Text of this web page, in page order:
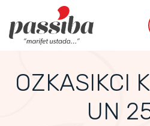
OZKASIKCI
UN